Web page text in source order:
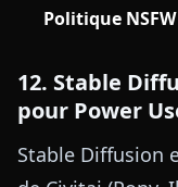
Politique
12. Stable
pour Power
Stable Diffusion